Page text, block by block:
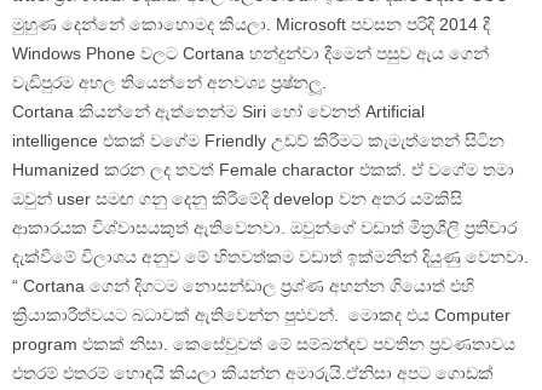
මුහුණ දෙන්නේ කොහොමද කියලා. Microsoft පවසන පරිදි 2014 දී
Windows Phone වලට Cortana හන්දුන්වා දීමෙන් පසුව ඇය ගෙන්
වැඩිපුරම අහල තියෙන්නේ අනවශ්‍ය ප්‍රෂ්නලූ.
Cortana කියන්නේ ඇත්තෙන්ම Siri හෝ වෙනත් Artificial
intelligence එකක් වගේම Friendly උඩව් කිරීමට කැමැත්තෙන් සිටින
Humanized කරන ලද තවත් Female charactor එකක්. ඒ වගේම තමා
ඔවුන් user සමඟ ගනු දෙනු කිරීමේදී develop වන අතර යම්කිසි
ආකාරයක විශ්වාසයකුත් ඇතිවෙනවා. ඔවුන්ගේ වඩාත් මිත්‍රශීලි ප්‍රතිචාර
දැක්වීමේ විලාශය අනුව මේ හිතවත්කම වඩාත් ඉක්මනින් දියුණු වෙනවා.
“ Cortana ගෙන් දිගටම නොසන්ඩාල ප්‍රශ්ණ අහන්න ගියොත් එහි
ක්‍රියාකාරීත්වයට බධාවක් ඇතිවෙන්න පුළුවන්. මොකද එය Computer
program එකක් නිසා. කෙසේවුවත් මේ සම්බන්ඳව පවතින ප්‍රවණතාවය
එතරම් එතරම් හොඳයි කියලා කියන්න අමාරුයි.ඒනිසා අපට ගොඩක්